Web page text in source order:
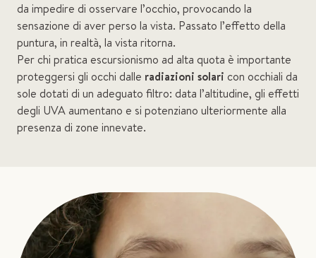
da impedire di osservare l’occhio, provocando la
sensazione di aver perso la vista. Passato l’effetto della
puntura, in realtà, la vista ritorna.
Per chi pratica escursionismo ad alta quota è importante
proteggersi gli occhi dalle radiazioni solari con occhiali da
sole dotati di un adeguato filtro: data l’altitudine, gli effetti
degli UVA aumentano e si potenziano ulteriormente alla
presenza di zone innevate.